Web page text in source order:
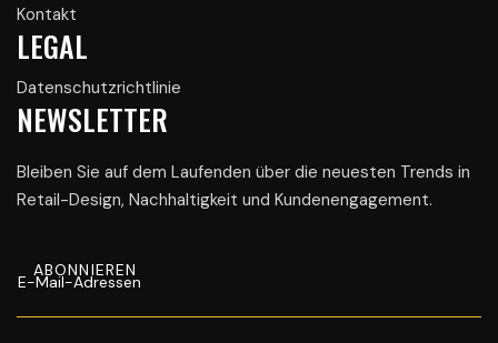
NEWSLETTER
Bleiben Sie auf dem Laufenden über die neuesten Trends in
Retail-Design, Nachhaltigkeit und Kundenengagement.
Kontakt
LEGAL
Datenschutzrichtlinie